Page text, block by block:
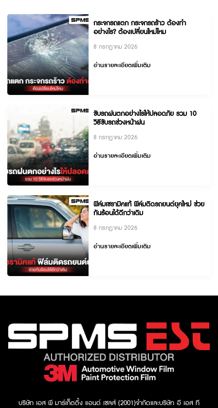
กระจกรถแตก กระจกรถร้าว ต้องทำ
อย่างไร? ต้องเปลี่ยนใหม่ไหม
8 กรกฎาคม 2026
อ่านรายละเอียดเพิ่มเติม
ขับรถฝนตกอย่างไรให้ปลอดภัย รวม 10
วิธีขับรถช่วงหน้าฝน
8 กรกฎาคม 2026
อ่านรายละเอียดเพิ่มเติม
ฟิล์มเซรามิคแท้ ฟิล์มติดรถยนต์ยุคใหม่ ช่วย
กันร้อนได้ดีกว่าเดิม
8 กรกฎาคม 2026
อ่านรายละเอียดเพิ่มเติม
บริษัท เอส พี มาร์เก็ตติ้ง แอนด์ เซลส์ (2001)จำกัดและบริษัท อี เอส ที